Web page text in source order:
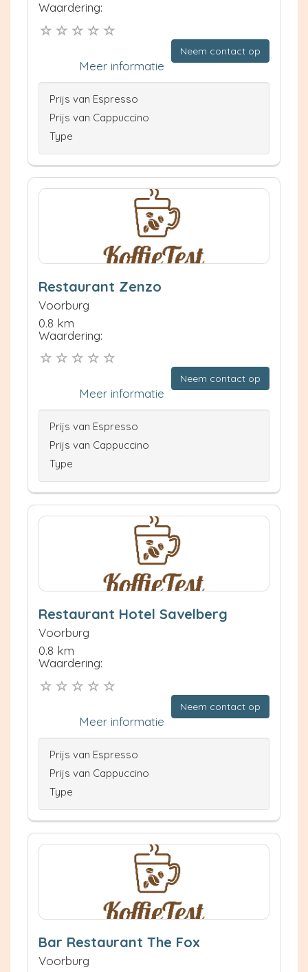
Waardering:
Neem contact op
Meer informatie
Prijs van Espresso
Prijs van Cappuccino
Type
Restaurant Zenzo
Voorburg
0.8 km
Waardering:
Neem contact op
Meer informatie
Prijs van Espresso
Prijs van Cappuccino
Type
Restaurant Hotel Savelberg
Voorburg
0.8 km
Waardering:
Neem contact op
Meer informatie
Prijs van Espresso
Prijs van Cappuccino
Type
Bar Restaurant The Fox
Voorburg